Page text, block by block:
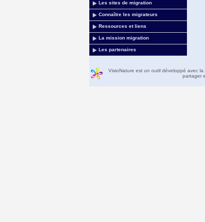
Les sites de migration
Connaître les migrateurs
Ressources et liens
La mission migration
Les partenaires
VisioNature est un outil développé avec
partager